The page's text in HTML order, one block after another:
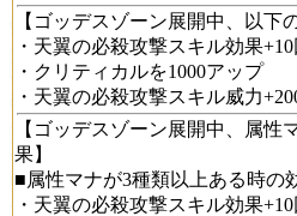
【ゴッデスゾーン展開中、以下
・天翼の必殺攻撃スキル効果+10
・クリティカルを1000アップ
・天翼の必殺攻撃スキル威力
【ゴッデスゾーン展開中、属性
果】
■属性マナが3種類以上ある時の
・天翼の必殺攻撃スキル効果+10